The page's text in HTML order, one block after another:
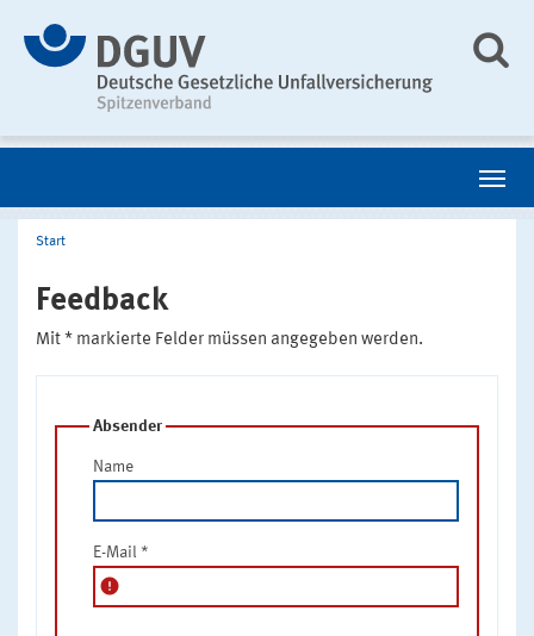
Start
Feedback
Mit * markierte Felder müssen angegeben werden.
Absender
Name
E-Mail *
error